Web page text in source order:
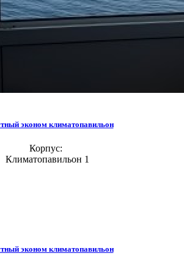
эконом климатопавильон
Корпус:
Климатопавильон 1
эконом климатопавильон